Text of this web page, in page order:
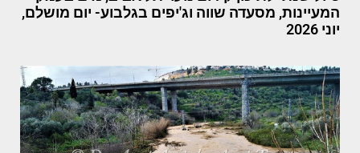
המעיינות, מסעדה שווה וג'יפים בגלבוע- יום מושלם,
יוני 2026